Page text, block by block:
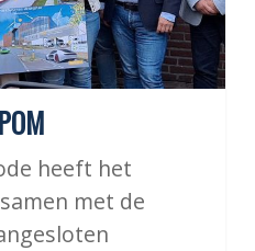
heeft het
met de